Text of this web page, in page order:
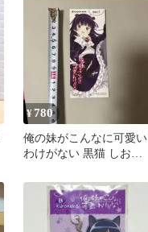
¥ 780
俺の妹がこんなに可愛い
わけがない 黒猫 しおり